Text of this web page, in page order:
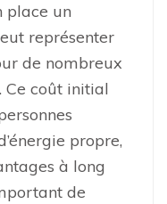
place un
représenter
de nombreux
Ce coût initial
propre,
à long
de